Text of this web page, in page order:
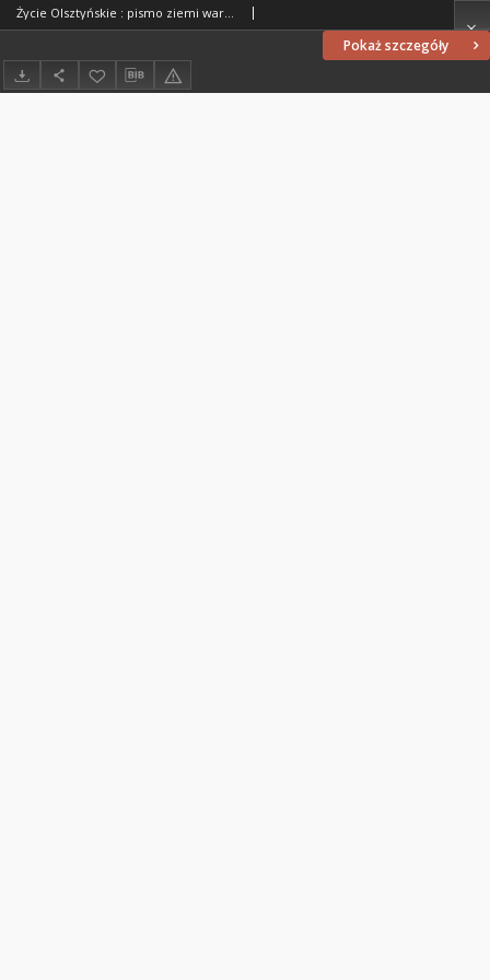
Pokaż szczegóły
Życie Olsztyńskie : pismo ziemi warmińsko-mazurskiej, 1954, nr 15